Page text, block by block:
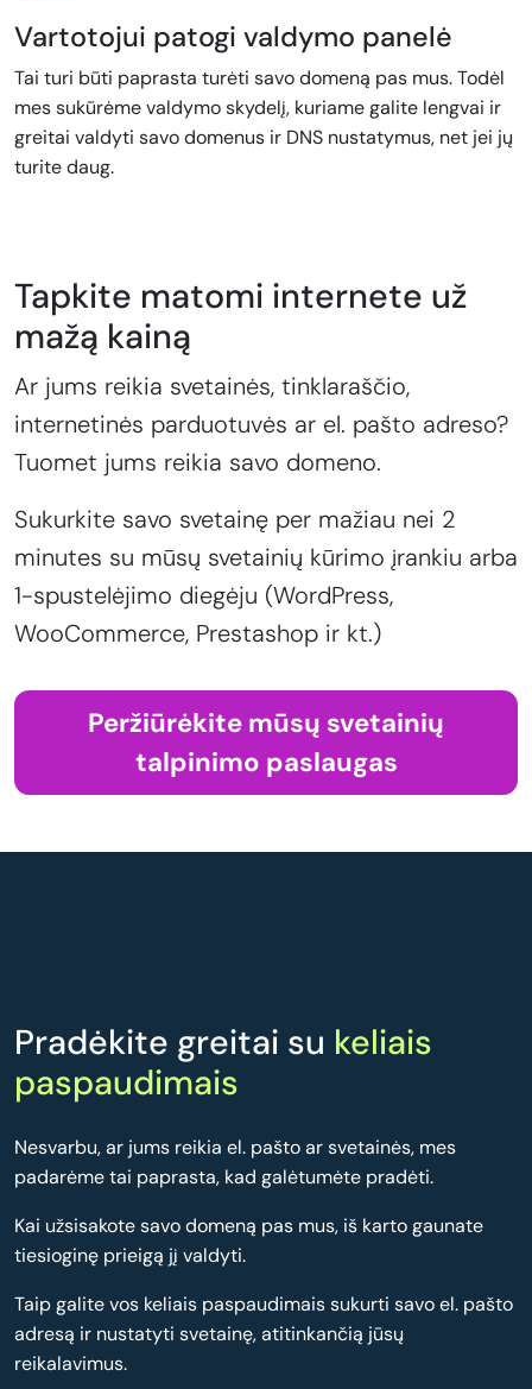
Vartotojui patogi valdymo panelė
Tai turi būti paprasta turėti savo domeną pas mus. Todėl
mes sukūrėme valdymo skydelį, kuriame galite lengvai ir
greitai valdyti savo domenus ir DNS nustatymus, net jei jų
turite daug.
Tapkite matomi internete už
mažą kainą
Ar jums reikia svetainės, tinklaraščio,
internetinės parduotuvės ar el. pašto adreso?
Tuomet jums reikia savo domeno.
Sukurkite savo svetainę per mažiau nei 2
minutes su mūsų svetainių kūrimo įrankiu arba
1-spustelėjimo diegėju (WordPress,
WooCommerce, Prestashop ir kt.)
Peržiūrėkite mūsų svetainių
talpinimo paslaugas
Pradėkite greitai su keliais
paspaudimais
Nesvarbu, ar jums reikia el. pašto ar svetainės, mes
padarėme tai paprasta, kad galėtumėte pradėti.
Kai užsisakote savo domeną pas mus, iš karto gaunate
tiesioginę prieigą jį valdyti.
Taip galite vos keliais paspaudimais sukurti savo el. pašto
adresą ir nustatyti svetainę, atitinkančią jūsų
reikalavimus.